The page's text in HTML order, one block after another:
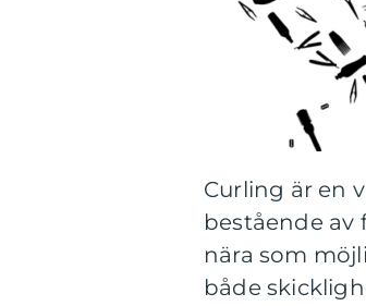
Curling är en
bestående av
nära som
både